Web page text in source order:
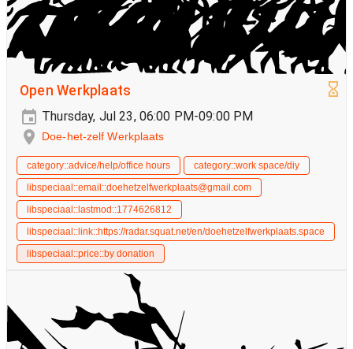
Open Werkplaats
Thursday, Jul 23, 06:00 PM-09:00 PM
Doe-het-zelf Werkplaats
category::advice/help/office hours
category::work space/diy
libspeciaal::email::doehetzelfwerkplaats@gmail.com
libspeciaal::lastmod::1774626812
libspeciaal::link::https://radar.squat.net/en/doehetzelfwerkplaats.space
libspeciaal::price::by donation